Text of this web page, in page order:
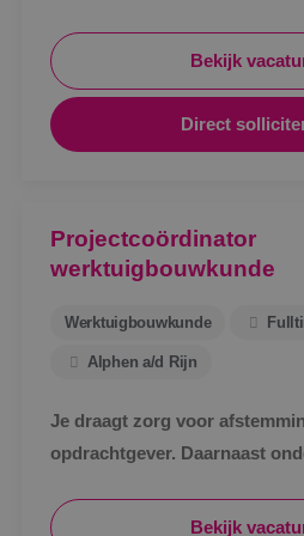
Bekijk
Direct
Projectcoördinator
werktuigbouwkunde
Werktuigbouwkunde
Alphen a/d Rijn
Je draagt zorg voor
opdrachtgever. Daarnaast
technische ontwerp en de
Bekijk